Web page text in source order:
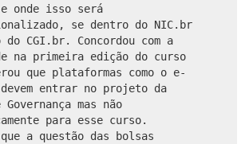
onde isso será
se dentro do NIC.br
do CGI.br. Concordou com a
na primeira edição do curso
que plataformas como o e-
entrar no projeto da
mas não
para esse curso.
que a questão das bolsas